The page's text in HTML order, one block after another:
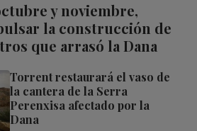
y noviembre,
la construcción de
que arrasó la Dana
Torrent restaurará el vaso de
la cantera de la Serra
Perenxisa afectado por la
Dana